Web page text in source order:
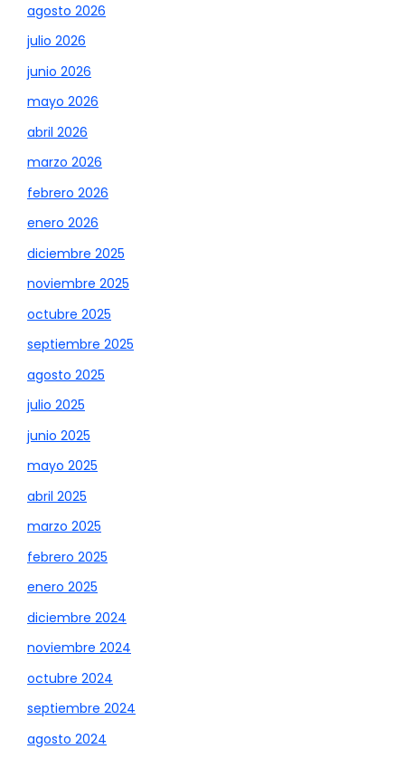
agosto 2026
julio 2026
junio 2026
mayo 2026
abril 2026
marzo 2026
febrero 2026
enero 2026
diciembre 2025
noviembre 2025
octubre 2025
septiembre 2025
agosto 2025
julio 2025
junio 2025
mayo 2025
abril 2025
marzo 2025
febrero 2025
enero 2025
diciembre 2024
noviembre 2024
octubre 2024
septiembre 2024
agosto 2024